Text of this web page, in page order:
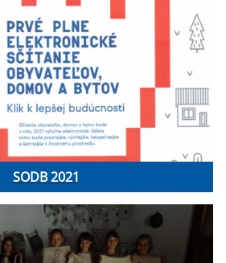
SODB 2021